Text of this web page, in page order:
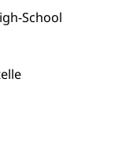
School